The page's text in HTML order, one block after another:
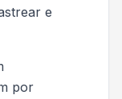
e
por